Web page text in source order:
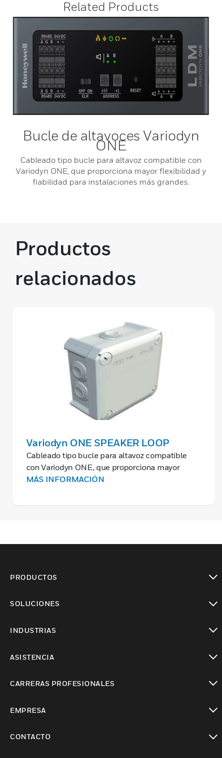
Related Products
Bucle de altavoces Variodyn
ONE
Cableado tipo bucle para altavoz compatible con
Variodyn ONE, que proporciona mayor flexibilidad y
fiabilidad para instalaciones más grandes.
Productos
relacionados
Variodyn ONE SPEAKER LOOP
Cableado tipo bucle para altavoz compatible
con Variodyn ONE, que proporciona mayor
flexibilidad y fiabilidad para instalaciones más
MÁS INFORMACIÓN
PRODUCTOS
SOLUCIONES
INDUSTRIAS
ASISTENCIA
CARRERAS PROFESIONALES
EMPRESA
CONTACTO